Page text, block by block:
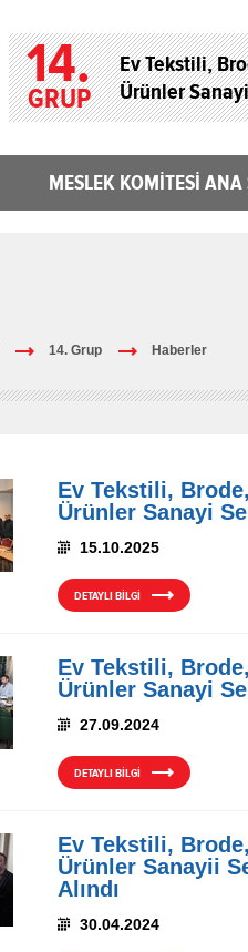
14.
GRUP
Ev Tekstili,
Ürünler
MESLEK KOMİTESİ ANA
14. Grup Haberler
Ev Tekstili,
Ürünler Sanayi
15.10.2025
DETAYLI BİLGİ
Ev Tekstili,
Ürünler Sanayi
27.09.2024
DETAYLI BİLGİ
Ev Tekstili,
Ürünler Sanayii
Alındı
30.04.2024